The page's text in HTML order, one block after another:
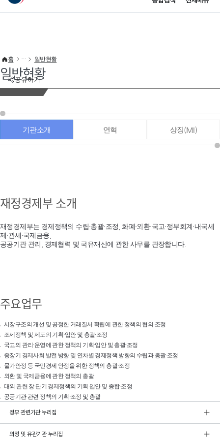
이 누리집은 대한민국 공식 전자정부 누리집입니다.
공유하기
홈 일반현황
일반현황
기관소개 연혁 상징(MI)
재정경제부 소개
재정경제부는 경제정책의 수립·총괄·조정, 화폐·외환·국고·정부회계·내국세
제·관세·국제금융,
공공기관 관리, 경제협력 및 국유재산에 관한 사무를 관장합니다.
주요업무
시장구조의 개선 및 공정한 거래질서 확립에 관한 정책의 협의·조정
조세정책 및 제도의 기획·입안 및 총괄·조정
국고의 관리·운영에 관한 정책의 기획·입안 및 총괄·조정
중장기 경제사회 발전 방향 및 연차별 경제정책 방향의 수립과 총괄·조정
물가안정 등 국민경제 안정을 위한 정책의 총괄·조정
외환 및 국제금융에 관한 정책의 총괄
대외 관련 장·단기 경제정책의 기획·입안 및 종합·조정
공공기관 관련 정책의 기획·조정 및 총괄
정부 관련기관 누리집
외청 및 유관기관 누리집